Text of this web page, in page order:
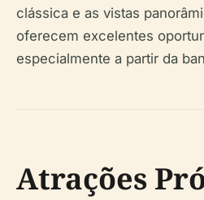
clássica e as vistas
oferecem excelentes
especialmente a partir da
Atrações